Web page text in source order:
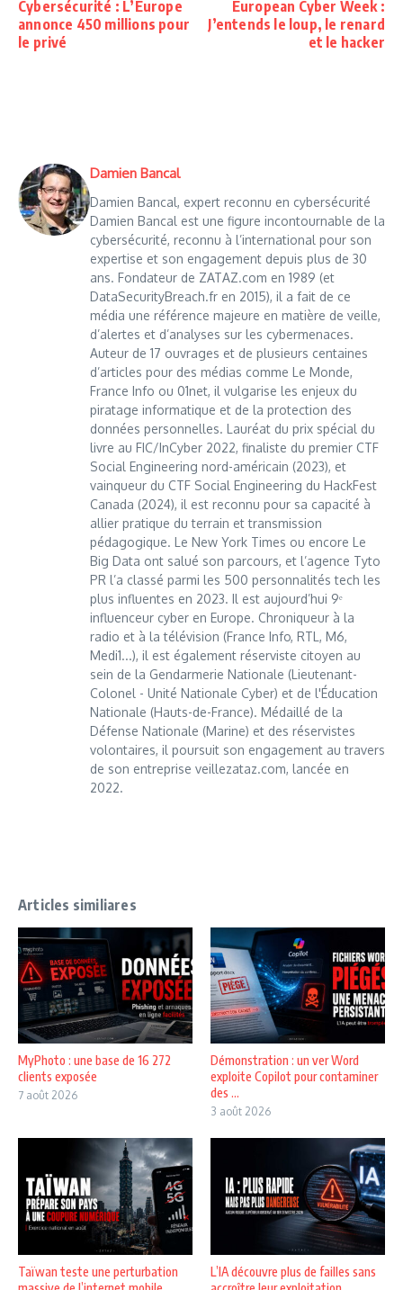
Cybersécurité : L’Europe
annonce 450 millions pour
le privé
European Cyber Week :
J’entends le loup, le renard
et le hacker
Damien Bancal
Damien Bancal, expert reconnu en cybersécurité
Damien Bancal est une figure incontournable de la
cybersécurité, reconnu à l’international pour son
expertise et son engagement depuis plus de 30
ans. Fondateur de ZATAZ.com en 1989 (et
DataSecurityBreach.fr en 2015), il a fait de ce
média une référence majeure en matière de veille,
d’alertes et d’analyses sur les cybermenaces.
Auteur de 17 ouvrages et de plusieurs centaines
d’articles pour des médias comme Le Monde,
France Info ou 01net, il vulgarise les enjeux du
piratage informatique et de la protection des
données personnelles. Lauréat du prix spécial du
livre au FIC/InCyber 2022, finaliste du premier CTF
Social Engineering nord-américain (2023), et
vainqueur du CTF Social Engineering du HackFest
Canada (2024), il est reconnu pour sa capacité à
allier pratique du terrain et transmission
pédagogique. Le New York Times ou encore Le
Big Data ont salué son parcours, et l’agence Tyto
PR l’a classé parmi les 500 personnalités tech les
plus influentes en 2023. Il est aujourd’hui 9ᵉ
influenceur cyber en Europe. Chroniqueur à la
radio et à la télévision (France Info, RTL, M6,
Medi1...), il est également réserviste citoyen au
sein de la Gendarmerie Nationale (Lieutenant-
Colonel - Unité Nationale Cyber) et de l'Éducation
Nationale (Hauts-de-France). Médaillé de la
Défense Nationale (Marine) et des réservistes
volontaires, il poursuit son engagement au travers
de son entreprise veillezataz.com, lancée en
2022.
Articles similiares
MyPhoto : une base de 16 272
clients exposée
7 août 2026
Démonstration : un ver Word
exploite Copilot pour contaminer
des ...
3 août 2026
Taïwan teste une perturbation
L’IA découvre plus de failles sans